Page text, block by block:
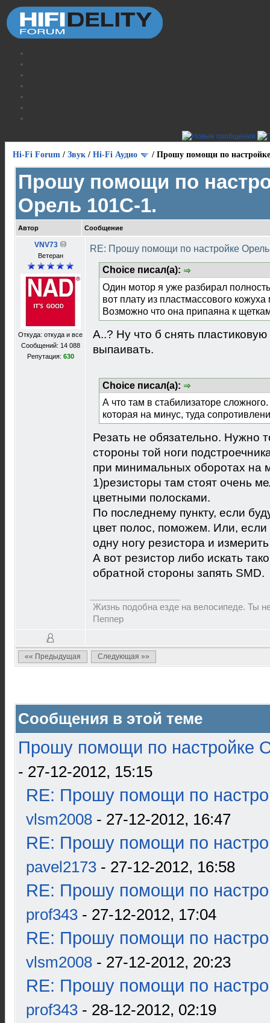
Hi-Fi Forum / Звук / Hi-Fi Аудио / Прошу помощи по
Прошу помощи по
Орель 101С-1.
Автор Сообщение
VNV73
Ветеран
Откуда: откуда и все
Сообщений: 14 088
Репутация: 630
RE: Прошу помощи по настройке
Choice писал(а):
Один мотор я уже разбирал
вот плату из пластмассового
Возможно что она припаяна к
А..? Ну что б снять
выпаивать.
Choice писал(а):
А что там в стабилизаторе
которая на минус, туда
Резать не обязательно. Нужно
стороны той ноги
при минимальных оборотах на
1)резисторы там стоят очень
цветными полосками.
По последнему пункту, если
цвет полос, поможем. Или, если
одну ногу резистора и
А вот резистор либо искать
обратной стороны запять SMD.
Жизнь подобна езде на велосипеде. Ты
Пеппер
«« Предыдущая Следующая »»
Сообщения в этой теме
Прошу помощи по настройке
- 27-12-2012, 15:15
RE: Прошу помощи по
vlsm2008 - 27-12-2012, 16:47
RE: Прошу помощи по
pavel2173 - 27-12-2012, 16:58
RE: Прошу помощи по
prof343 - 27-12-2012, 17:04
RE: Прошу помощи по
vlsm2008 - 27-12-2012, 20:23
RE: Прошу помощи по
prof343 - 28-12-2012, 02:19